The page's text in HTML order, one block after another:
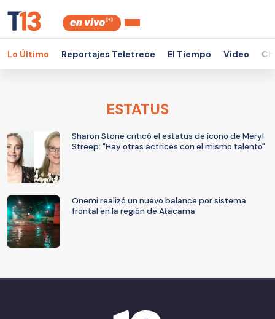
Lo Último Reportajes Teletrece El Tiempo Video
ESTATUS
Sharon Stone criticó el estatus de ícono de Meryl
Streep: "Hay otras actrices con el mismo talento"
Onemi realizó un nuevo balance por sistema
frontal en la región de Atacama